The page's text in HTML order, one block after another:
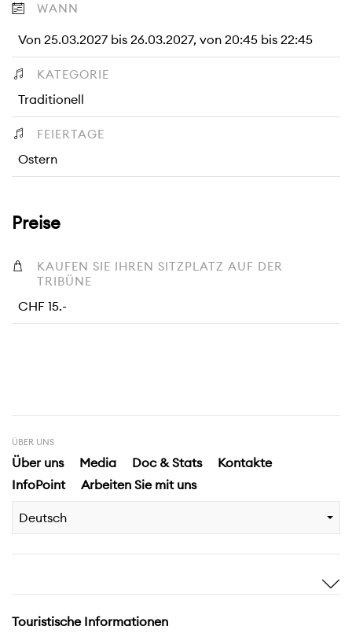
WANN
Von 25.03.2027 bis 26.03.2027, von 20:45 bis 22:45
KATEGORIE
Traditionell
FEIERTAGE
Ostern
Preise
KAUFEN SIE IHREN SITZPLATZ AUF DER
TRIBÜNE
CHF 15.-
ÜBER UNS
Über uns Media Doc & Stats
Kontakte
InfoPoint
Arbeiten Sie mit uns
Deutsch
Geschichten
Touristische Informationen